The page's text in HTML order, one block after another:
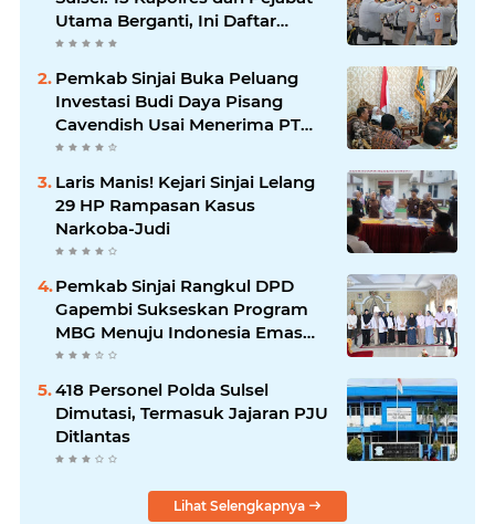
Utama Berganti, Ini Daftar
Lengkapnya
Pemkab Sinjai Buka Peluang
Investasi Budi Daya Pisang
Cavendish Usai Menerima PT
GGF
Laris Manis! Kejari Sinjai Lelang
29 HP Rampasan Kasus
Narkoba-Judi
Pemkab Sinjai Rangkul DPD
Gapembi Sukseskan Program
MBG Menuju Indonesia Emas
2045
418 Personel Polda Sulsel
Dimutasi, Termasuk Jajaran PJU
Ditlantas
Lihat Selengkapnya